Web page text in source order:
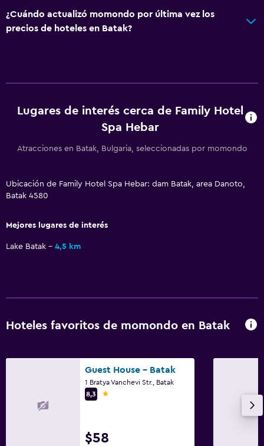
¿Cuándo actualizó momondo por última vez los
precios de hoteles en Batak?
Lugares de interés cerca de Family Hotel
Spa Hebar
Atracciones en Batak, Bulgaria, seleccionadas por momondo
Ubicación de Family Hotel Spa Hebar: dam Batak, area Danoto,
Batak 4580
Mejores lugares de interés
Lake Batak 4,5 km
Hoteles favoritos de momondo en Batak
Guest House - Batak
1 Bratya Vanchevi Str., Batak
8,3
1 estrella
$58